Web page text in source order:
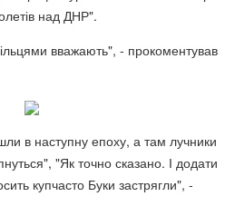
над ДНР".
вважають", - прокоментував
в наступну епоху, а там лучники
"Як точно сказано. І додати
купчасто Буки застрягли", -